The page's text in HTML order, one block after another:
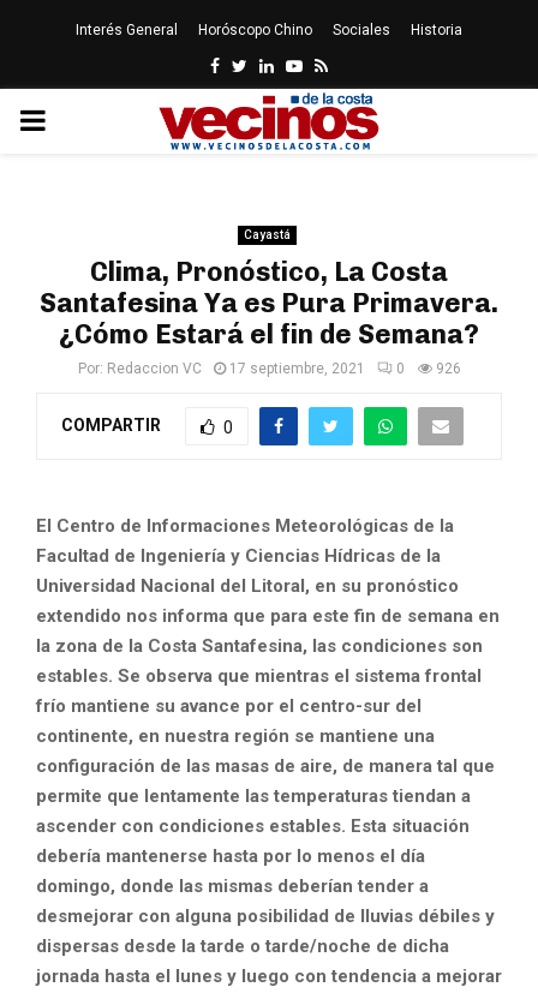
Interés General Horóscopo Chino Sociales Historia
Facebook
Twitter
LinkedinYoutube
Rss
PRIMARY
Cayastá
Clima, Pronóstico, La Costa
Santafesina Ya es Pura Primavera.
¿Cómo Estará el fin de Semana?
Por: Redaccion VC 17 septiembre, 2021 0 926
COMPARTIR 0
El Centro de Informaciones Meteorológicas de la
Facultad de Ingeniería y Ciencias Hídricas de la
Universidad Nacional del Litoral, en su pronóstico
extendido nos informa que para este fin de semana en
la zona de la Costa Santafesina, las condiciones son
estables. Se observa que mientras el sistema frontal
frío mantiene su avance por el centro-sur del
continente, en nuestra región se mantiene una
configuración de las masas de aire, de manera tal que
permite que lentamente las temperaturas tiendan a
ascender con condiciones estables. Esta situación
debería mantenerse hasta por lo menos el día
domingo, donde las mismas deberían tender a
desmejorar con alguna posibilidad de lluvias débiles y
dispersas desde la tarde o tarde/noche de dicha
jornada hasta el lunes y luego con tendencia a mejorar